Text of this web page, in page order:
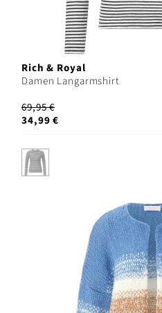
Rich & Royal
Damen Langarmshirt
69,95 €
34,99 €